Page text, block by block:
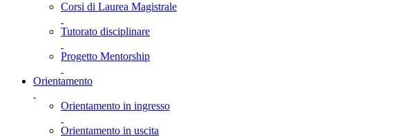
Corsi di Laurea Magistrale
Tutorato disciplinare
Progetto Mentorship
Orientamento
Orientamento in ingresso
Orientamento in uscita